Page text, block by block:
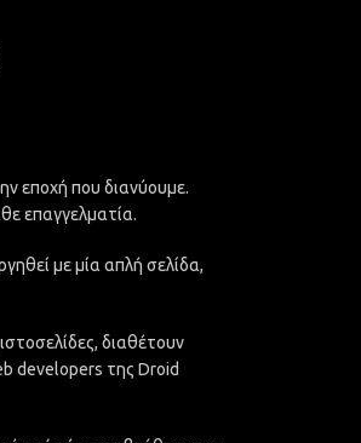
εποχή που διανύουμε.
επαγγελματία.
με μία απλή σελίδα,
διαθέτουν
developers της Droid